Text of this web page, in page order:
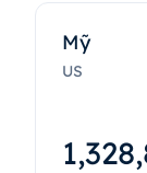
Mỹ
US